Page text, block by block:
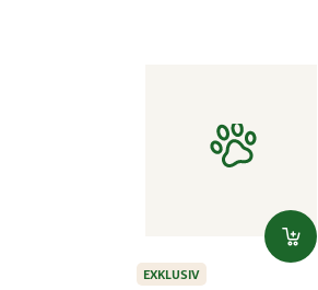
EXKLUSIV